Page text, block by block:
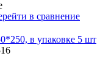
в сравнение
в упаковке 5 шт